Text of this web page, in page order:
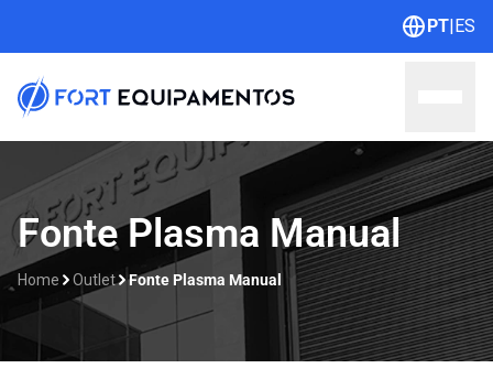
PT|ES
Sobre nós
Fonte Plasma Manual
Home Outlet Fonte Plasma Manual